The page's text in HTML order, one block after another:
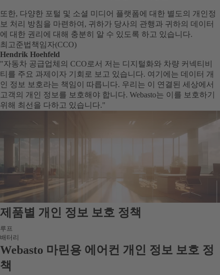
또한, 다양한 포털 및 소셜 미디어 플랫폼에 대한 별도의 개인정
보 처리 방침을 마련하여, 귀하가 당사의 관행과 귀하의 데이터
에 대한 권리에 대해 충분히 알 수 있도록 하고 있습니다.
최고준법책임자(CCO)
Hendrik Hoehfeld
"자동차 공급업체의 CCO로서 저는 디지털화와 차량 커넥티비
티를 주요 과제이자 기회로 보고 있습니다. 여기에는 데이터 개
인 정보 보호라는 책임이 따릅니다. 우리는 이 연결된 세상에서
고객의 개인 정보를 보호해야 합니다. Webasto는 이를 보호하기
위해 최선을 다하고 있습니다."
제품별 개인 정보 보호 정책
루프
Webasto 루프 센서 모듈 개인 정보 보호 정책
배터리
Webasto 배터리 개인 정보 보호 정책
Webasto 마린용 에어컨 개인 정보 보호 정
책